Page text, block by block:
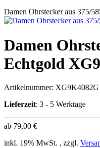
Damen Ohrstecker aus 375/
Damen
Echtgold
Artikelnummer: XG9K4082G
Lieferzeit: 3 - 5 Werktage
ab 79,00 €
inkl. 19% MwSt. , zzgl.